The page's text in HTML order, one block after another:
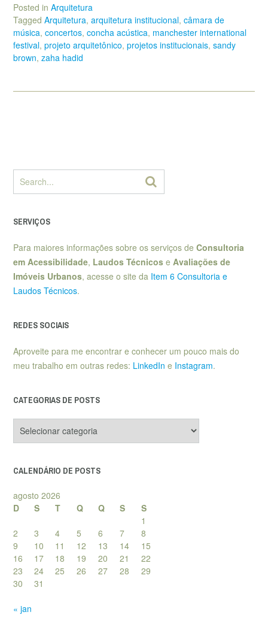
Posted in Arquitetura
Tagged Arquitetura, arquitetura institucional, câmara de
música, concertos, concha acústica, manchester international
festival, projeto arquitetônico, projetos institucionais, sandy
brown, zaha hadid
SERVIÇOS
Para maiores informações sobre os serviços de Consultoria
em Acessibilidade, Laudos Técnicos e Avaliações de
Imóveis Urbanos, acesse o site da Item 6 Consultoria e
Laudos Técnicos.
REDES SOCIAIS
Aproveite para me encontrar e conhecer um pouco mais do
meu trabalho em outras redes: LinkedIn e Instagram.
CATEGORIAS DE POSTS
de
CALENDÁRIO DE POSTS
agosto 2026
D
S T Q Q S
S
1
2
3 4 5 6 7
8
9
10 11 12 13 14
15
16
17 18 19 20 21
22
23
24 25 26 27 28
29
30
31
« jan